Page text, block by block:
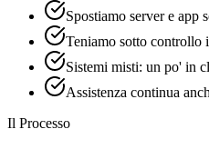
Spostiamo server e app
Teniamo sotto controllo
Sistemi misti: un po' in
Assistenza continua
Il Processo